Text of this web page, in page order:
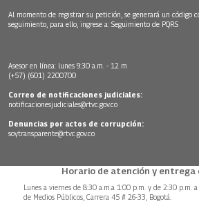
Al momento de registrar su petición, se generará un código
seguimiento, para ello, ingrese a: Seguimiento de PQRS
Asesor en línea: lunes 9:30 a.m. - 12 m
(+57) (601) 2200700
Correo de notificaciones judiciales:
notificacionesjudiciales@rtvc.gov.co
Denuncias por actos de corrupción:
soytransparente@rtvc.gov.co
Horario de atención y entrega
Lunes a viernes de 8:30 a.m.a 1:00 p.m. y de 2:30 p.m.
de Medios Públicos, Carrera 45 # 26-33, Bogotá.